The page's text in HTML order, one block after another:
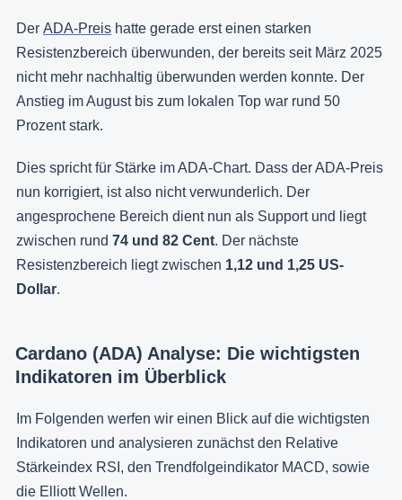
Der ADA-Preis hatte gerade erst einen starken
Resistenzbereich überwunden, der bereits seit März 2025
nicht mehr nachhaltig überwunden werden konnte. Der
Anstieg im August bis zum lokalen Top war rund 50
Prozent stark.
Dies spricht für Stärke im ADA-Chart. Dass der ADA-Preis
nun korrigiert, ist also nicht verwunderlich. Der
angesprochene Bereich dient nun als Support und liegt
zwischen rund 74 und 82 Cent. Der nächste
Resistenzbereich liegt zwischen 1,12 und 1,25 US-
Dollar.
Cardano (ADA) Analyse: Die wichtigsten
Indikatoren im Überblick
Im Folgenden werfen wir einen Blick auf die wichtigsten
Indikatoren und analysieren zunächst den Relative
Stärkeindex RSI, den Trendfolgeindikator MACD, sowie
die Elliott Wellen.